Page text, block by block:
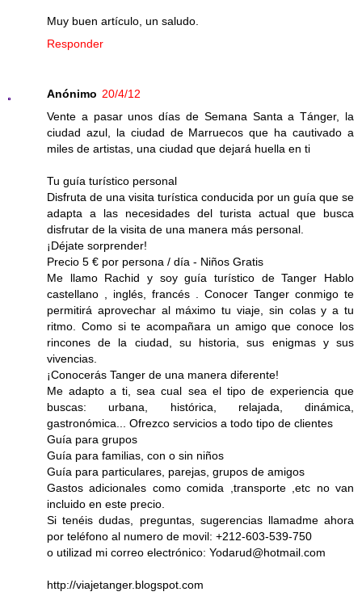
Muy buen artículo, un saludo.
Responder
Anónimo 20/4/12
Vente a pasar unos días de Semana Santa a Tánger, la
ciudad azul, la ciudad de Marruecos que ha cautivado a
miles de artistas, una ciudad que dejará huella en ti
Tu guía turístico personal
Disfruta de una visita turística conducida por un guía que se
adapta a las necesidades del turista actual que busca
disfrutar de la visita de una manera más personal.
¡Déjate sorprender!
Precio 5 € por persona / día - Niños Gratis
Me llamo Rachid y soy guía turístico de Tanger Hablo
castellano , inglés, francés . Conocer Tanger conmigo te
permitirá aprovechar al máximo tu viaje, sin colas y a tu
ritmo. Como si te acompañara un amigo que conoce los
rincones de la ciudad, su historia, sus enigmas y sus
vivencias.
¡Conocerás Tanger de una manera diferente!
Me adapto a ti, sea cual sea el tipo de experiencia que
buscas: urbana, histórica, relajada, dinámica,
gastronómica... Ofrezco servicios a todo tipo de clientes
Guía para grupos
Guía para familias, con o sin niños
Guía para particulares, parejas, grupos de amigos
Gastos adicionales como comida ,transporte ,etc no van
incluido en este precio.
Si tenéis dudas, preguntas, sugerencias llamadme ahora
por teléfono al numero de movil: +212-603-539-750
o utilizad mi correo electrónico: Yodarud@hotmail.com
http://viajetanger.blogspot.com